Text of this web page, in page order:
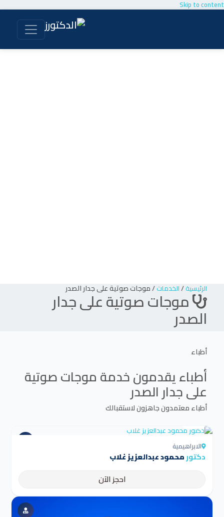
Skip to content
الرئيسية/الخدمات/موجات صوتية على جدار الصدر
موجات صوتية على جدار
الصدر
أطباء
أطباء يقدمون خدمةموجات صوتية
على جدار الصدر
أطباء معتمدون جاهزون لاستقبالك
الابراهيمية
دكتورمحمود عبدالعزيز غلاب
احجز الآن